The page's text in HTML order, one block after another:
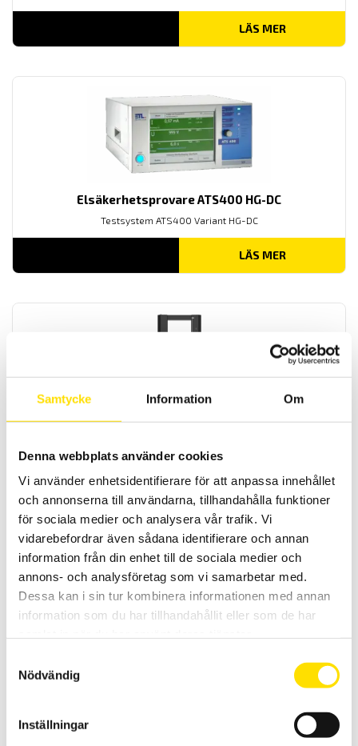
Samtycke Information Om
Denna webbplats använder cookies
Vi använder enhetsidentifierare för att anpassa innehållet
och annonserna till användarna, tillhandahålla funktioner
för sociala medier och analysera vår trafik. Vi
vidarebefordrar även sådana identifierare och annan
information från din enhet till de sociala medier och
annons- och analysföretag som vi samarbetar med.
Dessa kan i sin tur kombinera informationen med annan
information som du har tillhandahållit eller som de har
Nödvändig
Inställningar
LÄS MER
Elsäkerhetsprovare ATS400 HG-DC
Testsystem ATS400 Variant HG-DC
LÄS MER
Mecmesin OmniTest™ 10 motoriserad
PC styrd provställ/dragprovare för material och produktprovning
från Mecmesin med kapaciteter från 2,5 N upp till 10 kN